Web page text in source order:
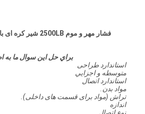
فشار مهر و موم 2500LB شیر کره ای با کار چرخ دستی
براي حل اين سوال ما به
استاندارد طراحی
متوسطه و اجزايي
استاندارد اتصال
مواد بدن.
تراش (مواد برای قسمت های داخلی).
اندازه